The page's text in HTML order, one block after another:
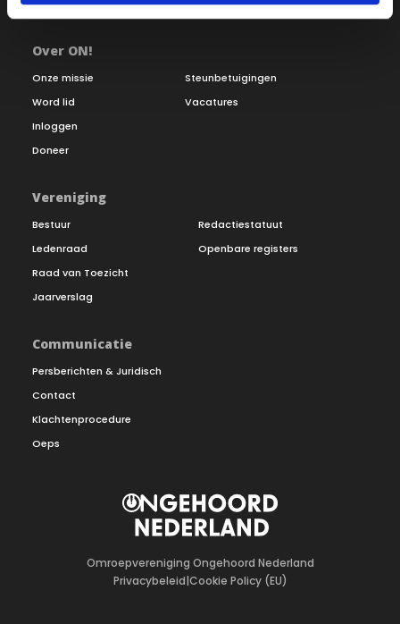
Over ON!
Onze missie
Word lid
Inloggen
Doneer
Steunbetuigingen
Vacatures
Vereniging
Bestuur
Ledenraad
Raad van Toezicht
Jaarverslag
Redactiestatuut
Openbare registers
Communicatie
Persberichten & Juridisch
Contact
Klachtenprocedure
Oeps
Omroepvereniging Ongehoord Nederland
Privacybeleid|Cookie Policy (EU)